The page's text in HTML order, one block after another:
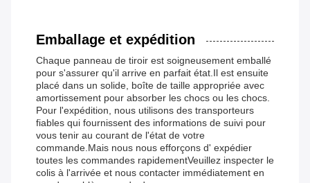
Emballage et expédition
Chaque panneau de tiroir est soigneusement emballé
pour s'assurer qu'il arrive en parfait état.Il est ensuite
placé dans un solide, boîte de taille appropriée avec
amortissement pour absorber les chocs ou les chocs.
Pour l'expédition, nous utilisons des transporteurs
fiables qui fournissent des informations de suivi pour
vous tenir au courant de l'état de votre
commande.Mais nous nous efforçons d' expédier
toutes les commandes rapidementVeuillez inspecter le
colis à l'arrivée et nous contacter immédiatement en